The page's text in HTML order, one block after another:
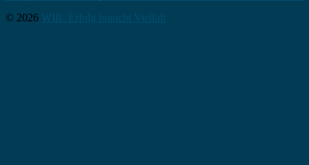
© 2026 WIR. Erfolg braucht Vielfalt